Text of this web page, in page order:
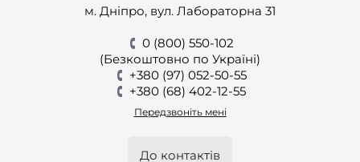
м. Дніпро, вул. Лабораторна 31
0 (800) 550-102
(Безкоштовно по Україні)
+380 (97) 052-50-55
+380 (68) 402-12-55
Передзвоніть мені
До контактів